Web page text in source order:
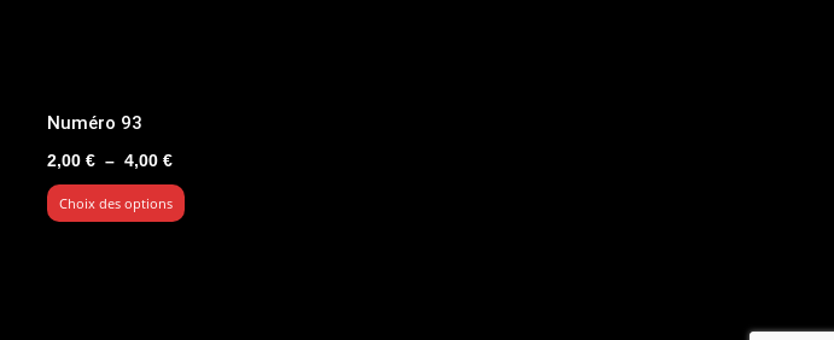
Numéro 93
2,00 € – 4,00 €Plage
de
prix :
Choix des options